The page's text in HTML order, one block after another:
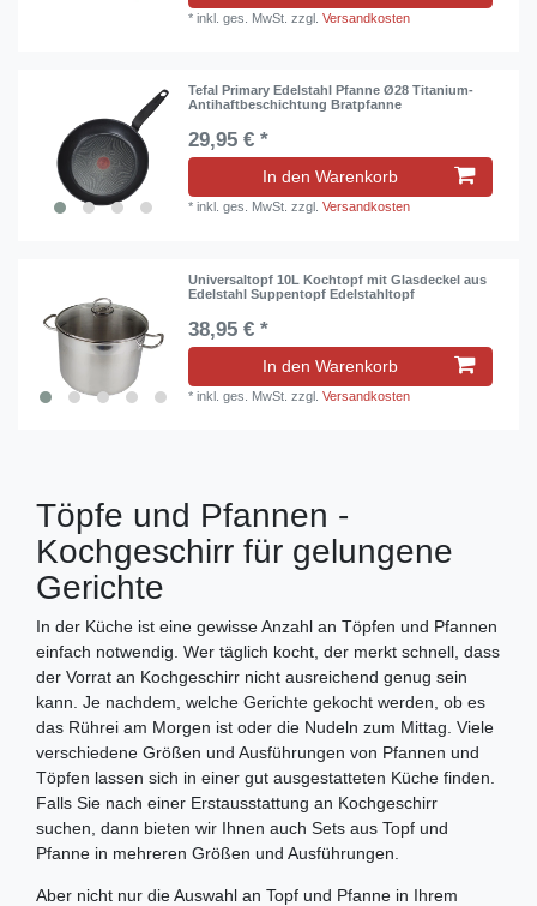
*inkl. ges. MwSt. zzgl.Versandkosten
Tefal Primary Edelstahl Pfanne Ø28 Titanium-
Antihaftbeschichtung Bratpfanne
29,95 € *
In den Warenkorb
*inkl. ges. MwSt. zzgl.Versandkosten
Universaltopf 10L Kochtopf mit Glasdeckel aus
Edelstahl Suppentopf Edelstahltopf
38,95 € *
In den Warenkorb
*inkl. ges. MwSt. zzgl.Versandkosten
Töpfe und Pfannen -
Kochgeschirr für gelungene
Gerichte
In der Küche ist eine gewisse Anzahl an Töpfen und Pfannen
einfach notwendig. Wer täglich kocht, der merkt schnell, dass
der Vorrat an Kochgeschirr nicht ausreichend genug sein
kann. Je nachdem, welche Gerichte gekocht werden, ob es
das Rührei am Morgen ist oder die Nudeln zum Mittag. Viele
verschiedene Größen und Ausführungen von Pfannen und
Töpfen lassen sich in einer gut ausgestatteten Küche finden.
Falls Sie nach einer Erstausstattung an Kochgeschirr
suchen, dann bieten wir Ihnen auch Sets aus Topf und
Pfanne in mehreren Größen und Ausführungen.
Aber nicht nur die Auswahl an Topf und Pfanne in Ihrem